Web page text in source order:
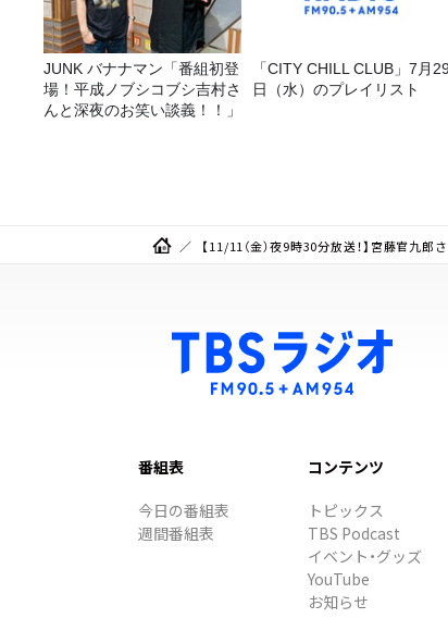
JUNK バナナマン「番組初登
場！平成ノブシコブシ吉村さ
んと深夜のお笑い談義！！」
「CITY CHILL CLUB」7月
日（水）のプレイリスト
【11/11（金）夜9時30分放送！】宮藤官九
番組表
今日の番組表
週間番組表
コンテンツ
トピックス
TBS Podcast
イベント・グッズ
YouTube
お知らせ